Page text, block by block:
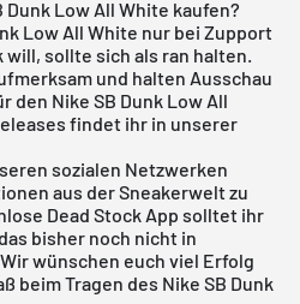
Dunk Low All White kaufen?
Low All White nur bei Zupport
will, sollte sich als ran halten.
und halten Ausschau
den Nike SB Dunk Low All
findet ihr in unserer
sozialen Netzwerken
aus der Sneakerwelt zu
Dead Stock App solltet ihr
bisher noch nicht in
wünschen euch viel Erfolg
beim Tragen des Nike SB Dunk